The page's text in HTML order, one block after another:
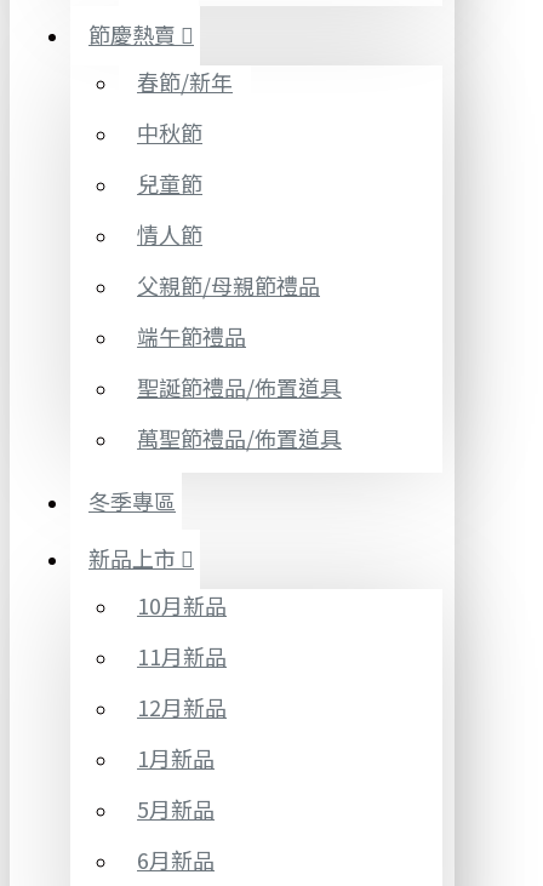
節慶熱賣
春節/新年
中秋節
兒童節
情人節
父親節/母親節禮品
端午節禮品
聖誕節禮品/佈置道具
萬聖節禮品/佈置道具
冬季專區
新品上市
10月新品
11月新品
12月新品
1月新品
5月新品
6月新品